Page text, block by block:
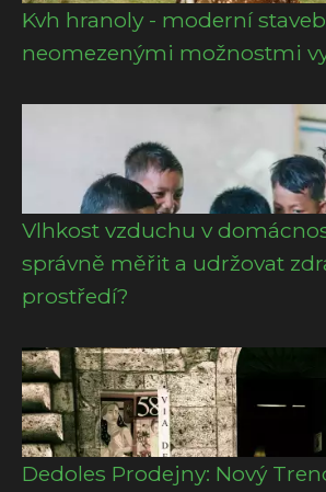
Kvh hranoly - moderní
neomezenými možnostmi
Vlhkost vzduchu v
správně měřit a udržovat
prostředí?
Dedoles Prodejny: Nový